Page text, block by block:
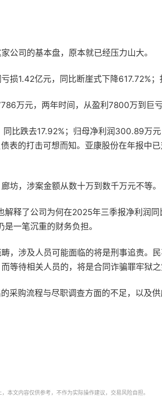
公司的基本盘，原本就已经压力山大。
损1.42亿元，同比断崖式下降617.72%
万元， 两年时间，从盈利 7800万到巨亏
同比跌去17.92% ；归母净利润 300.89万
表的打击可想而知。亚康股份在年报中
坊，涉案金额从数十万到数千万元不等。
解释了公司为何在2025年三季报净利润同
一笔沉重的财务负担。
，涉及人员可能面临的将是刑事追责。
等待相关人员的，将是合同诈骗罪牢狱之
采购流程与尽职调查方面的不足，以及
本文内容仅供参考，不作为实际操作建议，交易风险自担。